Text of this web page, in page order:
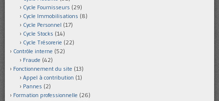
Cycle Fournisseurs (29)
Cycle Immobilisations (8)
Cycle Personnel (17)
Cycle Stocks (14)
Cycle Trésorerie (22)
Contrôle interne (52)
Fraude (42)
Fonctionnement du site (13)
Appel à contribution (1)
Pannes (2)
Formation professionnelle (26)